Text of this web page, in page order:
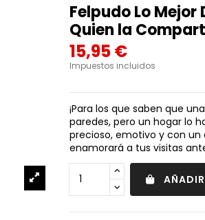
Felpudo Lo Mejor
Quien la
15,95 €
Impuestos incluidos
¡Para los que saben que
paredes, pero un hogar lo
precioso, emotivo y con un
enamorará a tus visitas
AÑADIR